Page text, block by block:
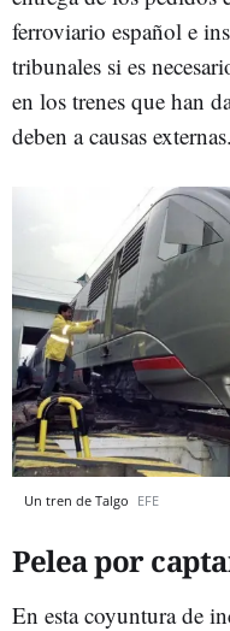
ferroviario español e
tribunales si es
en los trenes que han
deben a causas externas.
Un tren de Talgo EFE
Pelea por
En esta coyuntura de